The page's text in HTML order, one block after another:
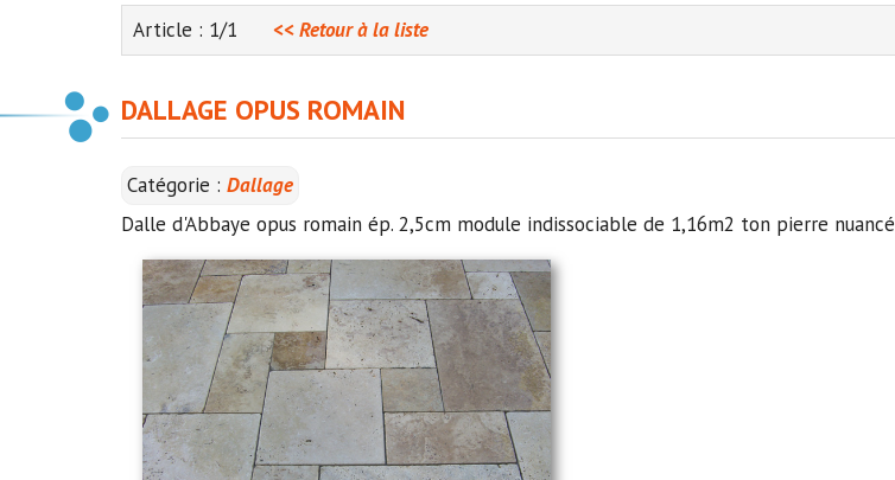
Article : 1/1 << Retour à la liste
DALLAGE OPUS ROMAIN
Catégorie : Dallage
Dalle d'Abbaye opus romain ép. 2,5cm module indissociable de 1,16m2 ton pierre nuancé